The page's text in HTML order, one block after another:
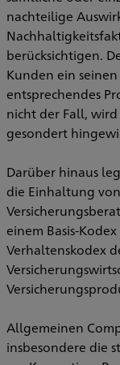
nachteilige
berücksichtigen.
Kunden ein
entsprechendes
nicht der Fall,
gesondert
Darüber hinaus
die Einhaltung
einem Basis-
Verhaltenskodex
Allgemeinen
insbesondere die